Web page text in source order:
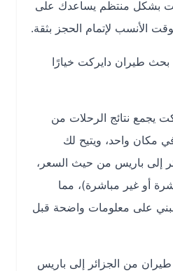
منتظم يساعدك على
لإتمام الحجز بثقة.
دايركت خيارًا
نتائج الرحلات من
واحد، ويتيح لك
باريس من حيث السعر،
غير مباشرة)، مما
معلومات واضحة قبل
الجزائر إلى باريس